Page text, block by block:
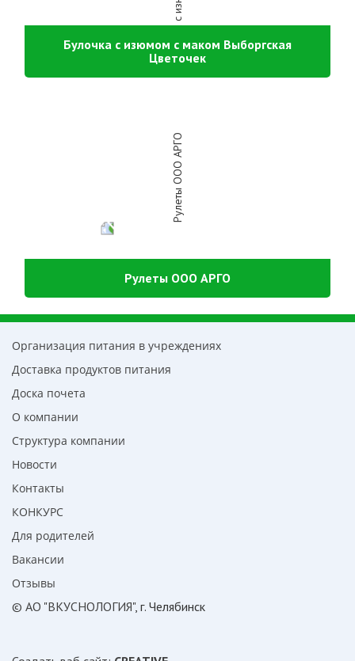
Булочка с изюмом с маком Выборгская
Цветочек
Рулеты ООО АРГО
Организация питания в учреждениях
Доставка продуктов питания
Доска почета
О компании
Структура компании
Новости
Контакты
КОНКУРС
Для родителей
Вакансии
Отзывы
© АО "ВКУСНОЛОГИЯ", г. Челябинск